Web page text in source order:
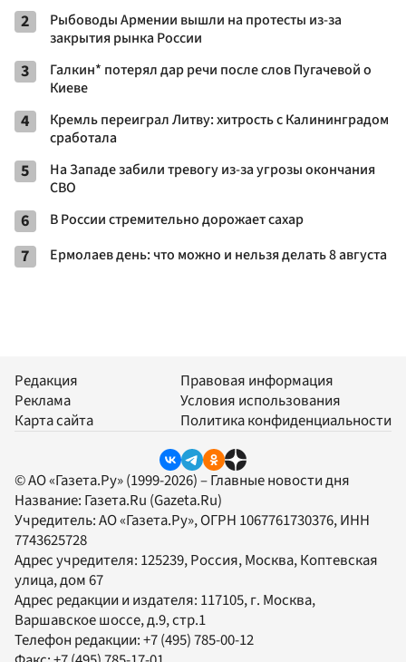
2
Рыбоводы Армении вышли на протесты из-за
закрытия рынка России
3
Галкин* потерял дар речи после слов Пугачевой о
Киеве
4
Кремль переиграл Литву: хитрость с Калининградом
сработала
5
На Западе забили тревогу из-за угрозы окончания
СВО
6 В России стремительно дорожает сахар
7 Ермолаев день: что можно и нельзя делать 8 августа
Редакция
Реклама
Карта сайта
Правовая информация
Условия использования
Политика конфиденциальности
© АО «Газета.Ру» (1999-2026) – Главные новости дня
Название: Газета.Ru (Gazeta.Ru)
Учредитель:АО «Газета.Ру», ОГРН 1067761730376, ИНН
7743625728
Адрес учредителя: 125239, Россия, Москва, Коптевская
улица, дом 67
Адрес редакции и издателя: 117105, г. Москва,
Варшавское шоссе, д.9, стр.1
Телефон редакции:+7 (495) 785-00-12